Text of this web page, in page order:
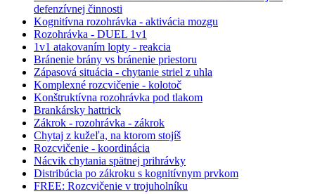
defenzívnej činnosti
Kognitívna rozohrávka - aktivácia mozgu
Rozohrávka - DUEL 1v1
1v1 atakovaním lopty - reakcia
Bránenie brány vs bránenie priestoru
Zápasová situácia - chytanie striel z uhla
Komplexné rozcvičenie - kolotoč
Konštruktívna rozohrávka pod tlakom
Brankársky hattrick
Zákrok - rozohrávka - zákrok
Chytaj z kužeľa, na ktorom stojíš
Rozcvičenie - koordinácia
Nácvik chytania spätnej prihrávky
Distribúcia po zákroku s kognitívnym prvkom
FREE: Rozcvičenie v trojuholníku